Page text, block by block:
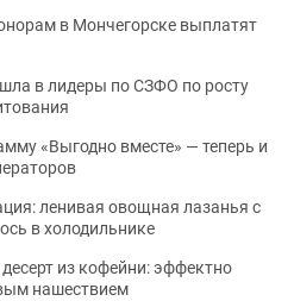
в Мончегорске выплатят
в лидеры по СЗФО по росту
«Выгодно вместе» — теперь и
ленивая овощная лазанья с
в холодильнике
из кофейни: эффектно
нашествием